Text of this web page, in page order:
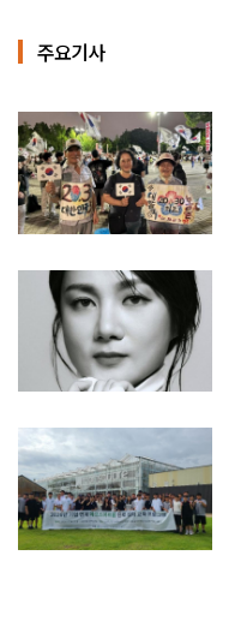
주요기사